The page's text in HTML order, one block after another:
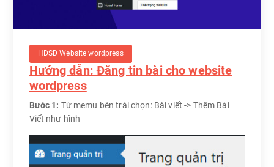
HDSD Website wordpress
Hướng dẫn: Đăng tin bài cho website
wordpress
Bước 1: Từ memu bên trái chọn: Bài viết -> Thêm Bài
Viết như hình